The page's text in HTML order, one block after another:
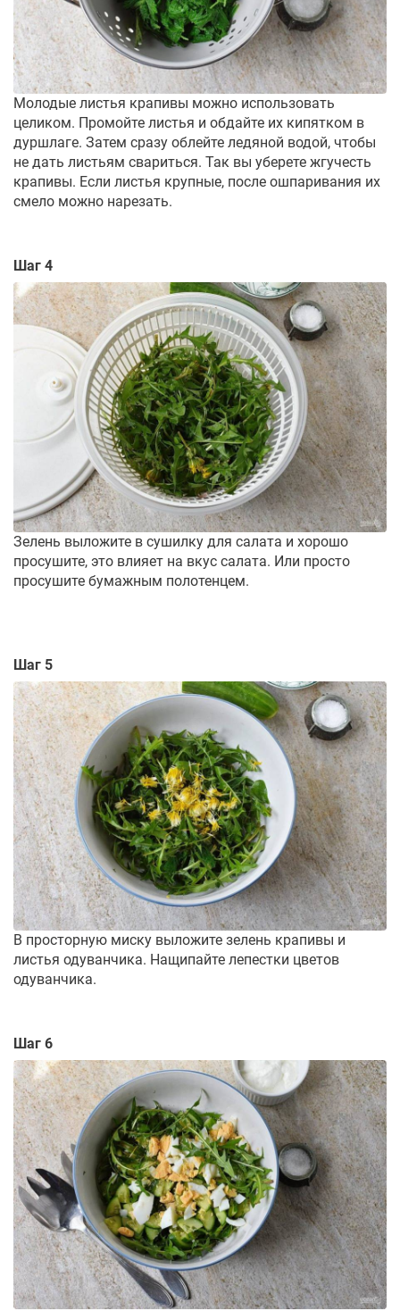
Молодые листья крапивы можно использовать
целиком. Промойте листья и обдайте их кипятком в
дуршлаге. Затем сразу облейте ледяной водой, чтобы
не дать листьям свариться. Так вы уберете жгучесть
крапивы. Если листья крупные, после ошпаривания их
смело можно нарезать.
Шаг 4
Зелень выложите в сушилку для салата и хорошо
просушите, это влияет на вкус салата. Или просто
просушите бумажным полотенцем.
Шаг 5
В просторную миску выложите зелень крапивы и
листья одуванчика. Нащипайте лепестки цветов
одуванчика.
Шаг 6